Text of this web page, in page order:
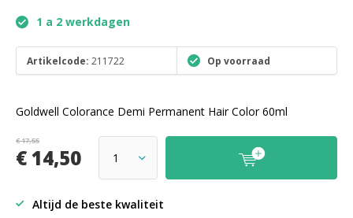
1 a 2 werkdagen
Artikelcode: 211722 Op voorraad
Goldwell Colorance Demi Permanent Hair Color 60ml
€ 17,55
€ 14,50
Altijd de beste kwaliteit